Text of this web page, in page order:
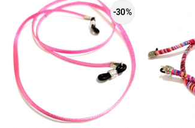
-30 %